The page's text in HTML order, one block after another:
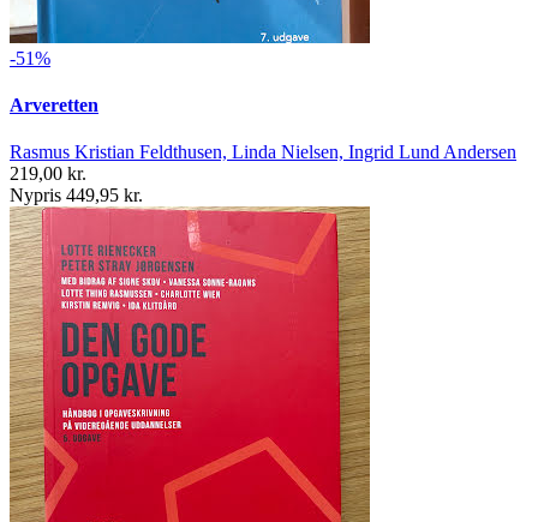
-51%
Arveretten
Rasmus Kristian Feldthusen, Linda Nielsen, Ingrid Lund Andersen
219,00 kr.
Nypris 449,95 kr.